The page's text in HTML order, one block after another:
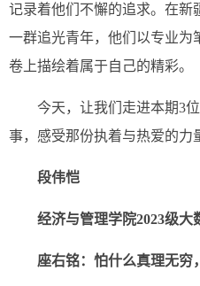
记录着他们不懈的追求。在新
一群追光青年，他们以专业为
卷上描绘着属于自己的精彩。
今天，让我们走进本期3
事，感受那份执着与热爱的力
段伟恺
经济与管理学院2023级大
座右铭： 怕什么真理无穷